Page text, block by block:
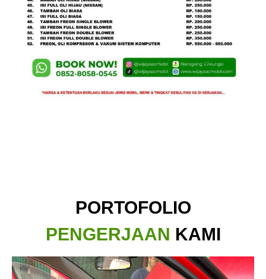
PORTOFOLIO
PENGERJAAN KAMI